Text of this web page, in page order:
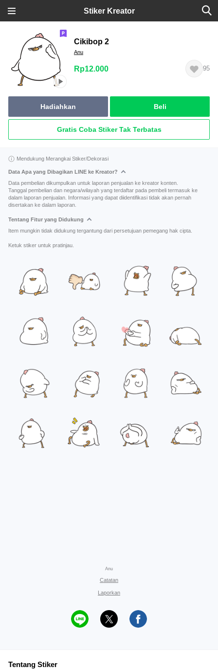
Stiker Kreator
Cikibop 2
Anu
Rp12.000 95
Hadiahkan Beli
Gratis Coba Stiker Tak Terbatas
Mendukung Merangkai Stiker/Dekorasi
Data Apa yang Dibagikan LINE ke Kreator?
Data pembelian dikumpulkan untuk laporan penjualan ke kreator konten.
Tanggal pembelian dan negara/wilayah yang terdaftar pada pembeli termasuk ke
dalam laporan penjualan. Informasi yang dapat diidentifikasi tidak akan pernah
disertakan ke dalam laporan.
Tentang Fitur yang Didukung
Item mungkin tidak didukung tergantung dari persetujuan pemegang hak cipta.
Ketuk stiker untuk pratinjau.
Anu
Catatan
Laporkan
Tentang Stiker